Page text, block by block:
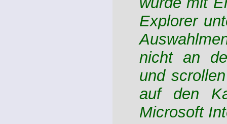
Explorer
nicht an
und
auf den
Microsoft